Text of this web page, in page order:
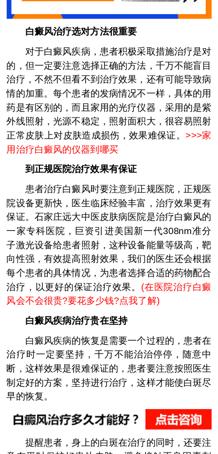
白癜风治疗选对方法很重要
对于白癜风疾病，患者积极采取措施治疗是对
的，但一定要注意选择正确的方法，千万不能盲目
治疗，不然不但看不到治疗效果，还有可能导致病
情的加重。每个患者的发病情况不一样，具体的用
药是有区别的，而且家用的光疗仪器，采用的是紫
外线照射，光源不稳定，照射面积大，很容易照射
正常皮肤上对皮肤造成损伤，效果难保证。 >>>家
用治疗白癜风的仪器到哪买
到正规医院治疗效果有保证
患者治疗白癜风时要注意到正规医院，正规医
院设备更新快，医生临床经验丰富，治疗效果更有
保证。石家庄远大中医皮肤病医院是治疗白癜风的
一家专科医院，巨资引进美国新一代308nm准分
子激光设备给患者照射，这种设备能量等级高，靶
向性强，有效提高照射效果，我们的医生还会根据
每个患者的具体情况，为患者选择合适的药物配合
治疗，以更好的保证治疗效果。 (在医院治疗白癜
风会不会很贵?要花多少钱?点我了解)
白癜风疾病治疗贵在坚持
白癜风疾病的恢复是需要一个过程的，患者在
治疗时一定要坚持，千万不能治治停停，随意中
断，这样效果是很难保证的，患者要注意按照医生
制定好的方案，坚持进行治疗，这样才能使白斑尽
早的恢复。
提醒患者，身上的白斑在治疗的同时，还要注